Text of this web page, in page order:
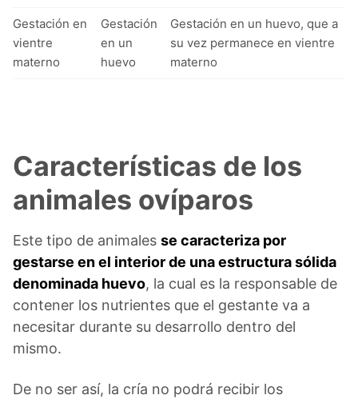
Gestación en
vientre
materno
Gestación
en un
huevo
Gestación en un huevo, que a
su vez permanece en vientre
materno
Características de los
animales ovíparos
Este tipo de animales se caracteriza por
gestarse en el interior de una estructura sólida
denominada huevo, la cual es la responsable de
contener los nutrientes que el gestante va a
necesitar durante su desarrollo dentro del
mismo.
De no ser así, la cría no podrá recibir los